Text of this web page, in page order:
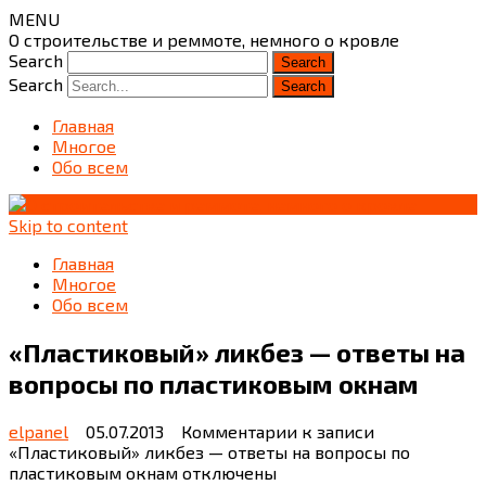
MENU
О строительстве и реммоте, немного о кровле
Search
Search
Главная
Многое
Обо всем
Skip to content
Главная
Многое
Обо всем
«Пластиковый» ликбез — ответы на
вопросы по пластиковым окнам
elpanel 05.07.2013 Комментарии к записи
«Пластиковый» ликбез — ответы на вопросы по
пластиковым окнам отключены